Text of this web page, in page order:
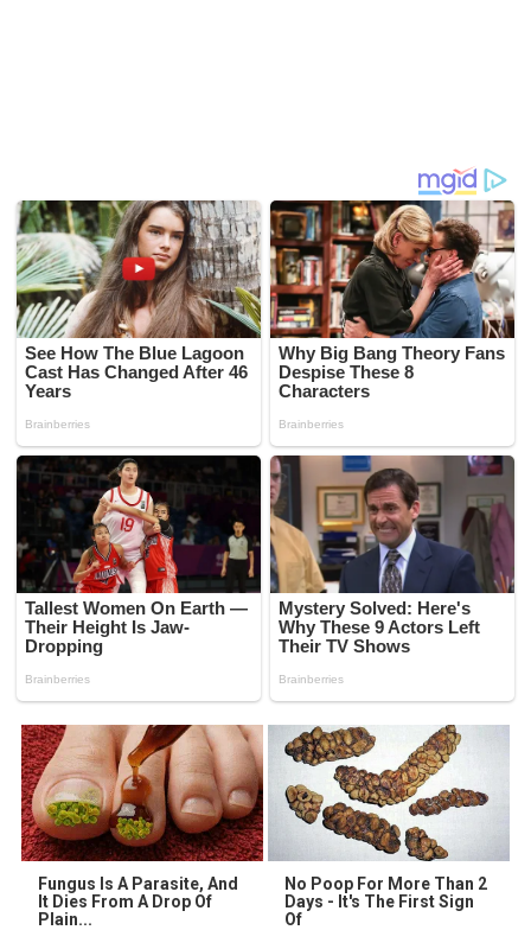
Fungus Is A Parasite, And
It Dies From A Drop Of
Plain...
No Poop For More Than 2
Days - It's The First Sign
Of